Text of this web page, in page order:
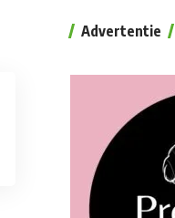
Advertentie